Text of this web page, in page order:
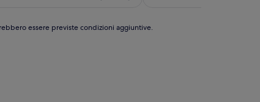
essere previste condizioni aggiuntive.